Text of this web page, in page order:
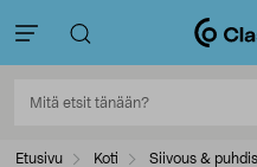
Etusivu Koti Siivous &